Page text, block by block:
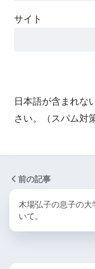
サイト
日本語が含まれな
さい。（スパム対
前の記事
木場弘子の息子の
いて。